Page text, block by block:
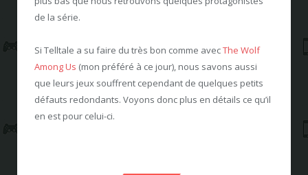
de la série.
Si Telltale a su faire du très bon comme avecThe Wolf
Among Us (mon préféré à ce jour), nous savons aussi
que leurs jeux souffrent cependant de quelques petits
défauts redondants. Voyons donc plus en détails ce qu’il
en est pour celui-ci.